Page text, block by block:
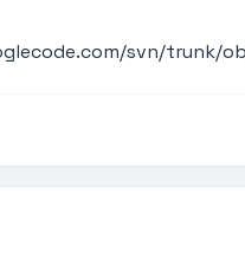
svn/trunk/